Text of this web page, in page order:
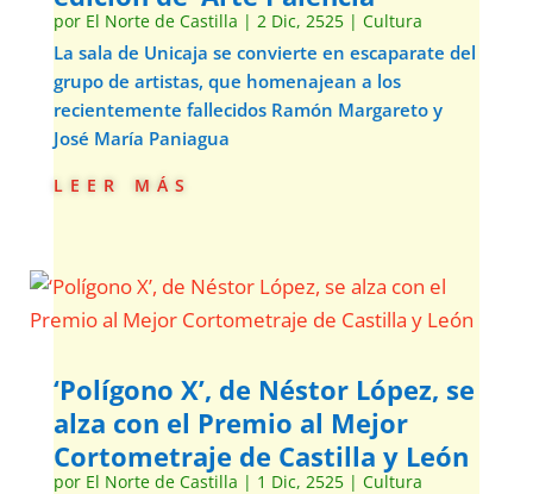
por El Norte de Castilla | 2 Dic, 2525| Cultura
La sala de Unicaja se convierte en escaparate del
grupo de artistas, que homenajean a los
recientemente fallecidos Ramón Margareto y
José María Paniagua
leer más
‘Polígono X’, de Néstor López, se
alza con el Premio al Mejor
Cortometraje de Castilla y León
por El Norte de Castilla | 1 Dic, 2525| Cultura